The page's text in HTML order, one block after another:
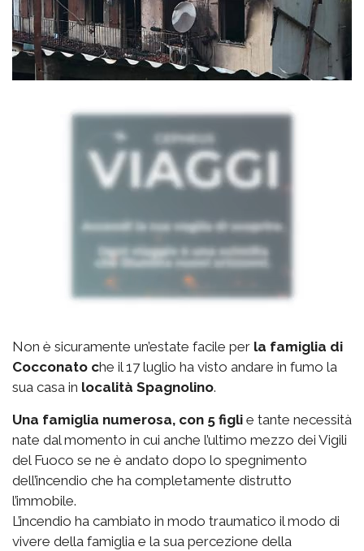
Non è sicuramente un’estate facile per la famiglia di
Cocconato che il 17 luglio ha visto andare in fumo la
sua casa in località Spagnolino.
Una famiglia numerosa, con 5 figli e tante necessità
nate dal momento in cui anche l’ultimo mezzo dei Vigili
del Fuoco se ne è andato dopo lo spegnimento
dell’incendio che ha completamente distrutto
l’immobile.
L’incendio ha cambiato in modo traumatico il modo di
vivere della famiglia e la sua percezione della